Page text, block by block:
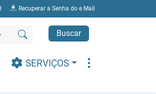
Recuperar a Senha do e Mail
Buscar
SERVIÇOS